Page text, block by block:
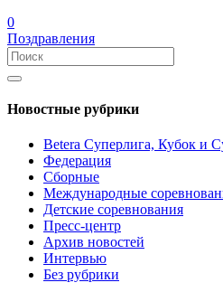
0
Поздравления
Новостные рубрики
Betera Суперлига, Кубок и
Федерация
Сборные
Международные
Детские соревнования
Пресс-центр
Архив новостей
Интервью
Без рубрики